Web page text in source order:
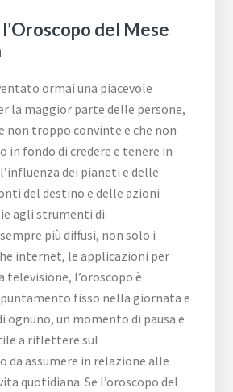
Oroscopo del Mese
ormai una piacevole
la maggior parte delle persone,
non troppo convinte e che non
fondo di credere e tenere in
dei pianeti e delle
del destino e delle azioni
agli strumenti di
più diffusi, non solo i
internet, le applicazioni per
televisione, l’oroscopo è
fisso nella giornata e
ognuno, un momento di pausa e
a riflettere sul
da assumere in relazione alle
quotidiana. Se l’oroscopo del